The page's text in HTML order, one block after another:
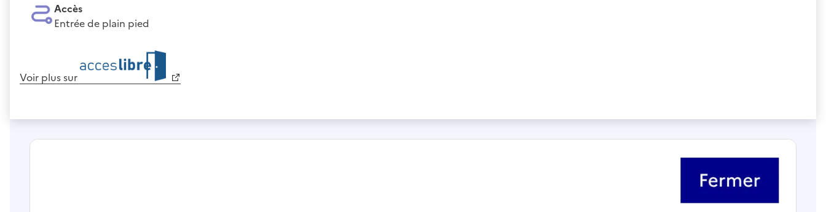
Accès
Entrée de plain pied
Voir plus sur